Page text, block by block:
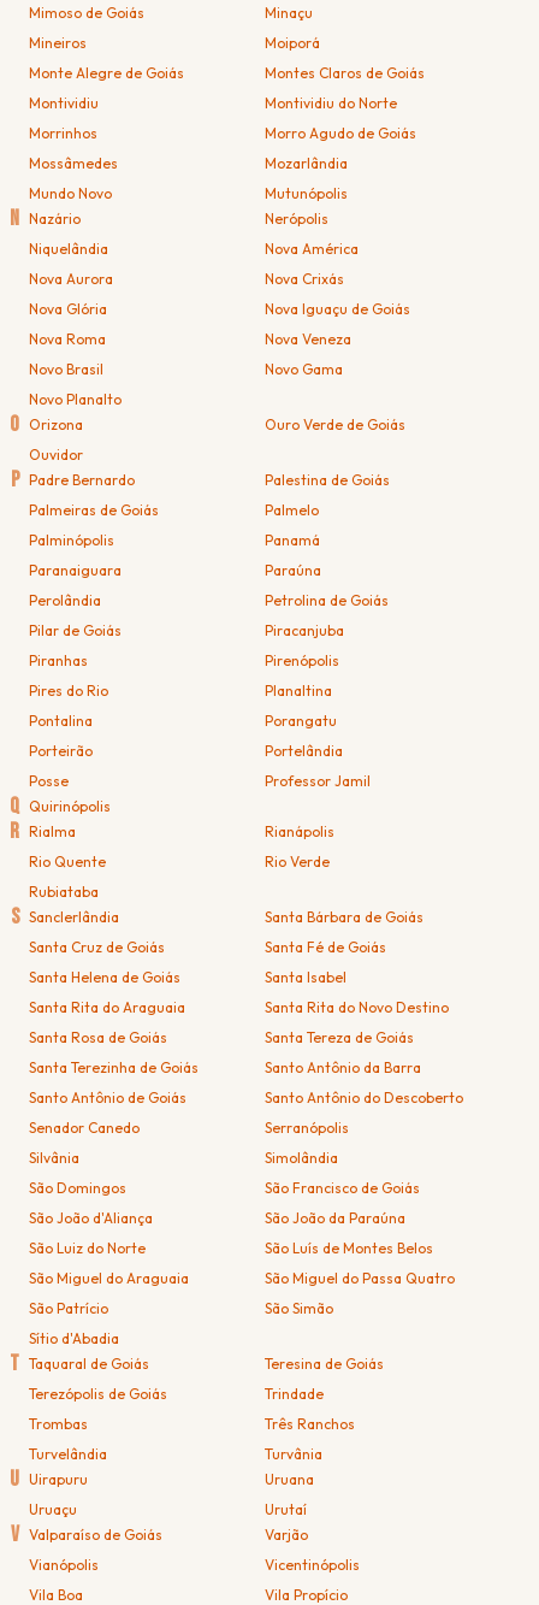
Mimoso de Goiás
Minaçu
Mineiros
Moiporá
Monte Alegre de Goiás
Montes Claros de Goiás
Montividiu
Montividiu do Norte
Morrinhos
Morro Agudo de Goiás
Mossâmedes
Mozarlândia
Mundo Novo
Mutunópolis
N Nazário
Nerópolis
Niquelândia
Nova América
Nova Aurora
Nova Crixás
Nova Glória
Nova Iguaçu de Goiás
Nova Roma
Nova Veneza
Novo Brasil
Novo Gama
Novo Planalto
O Orizona
Ouro Verde de Goiás
Ouvidor
P Padre Bernardo
Palestina de Goiás
Palmeiras de Goiás
Palmelo
Palminópolis
Panamá
Paranaiguara
Paraúna
Perolândia
Petrolina de Goiás
Pilar de Goiás
Piracanjuba
Piranhas
Pirenópolis
Pires do Rio
Planaltina
Pontalina
Porangatu
Porteirão
Portelândia
Posse
Professor Jamil
Q Quirinópolis
R Rialma
Rianápolis
Rio Quente
Rio Verde
Rubiataba
S Sanclerlândia
Santa Bárbara de Goiás
Santa Cruz de Goiás
Santa Fé de Goiás
Santa Helena de Goiás
Santa Isabel
Santa Rita do Araguaia
Santa Rita do Novo Destino
Santa Rosa de Goiás
Santa Tereza de Goiás
Santa Terezinha de Goiás
Santo Antônio da Barra
Santo Antônio de Goiás
Santo Antônio do Descoberto
Senador Canedo
Serranópolis
Silvânia
Simolândia
São Domingos
São Francisco de Goiás
São João d'Aliança
São João da Paraúna
São Luiz do Norte
São Luís de Montes Belos
São Miguel do Araguaia
São Miguel do Passa Quatro
São Patrício
São Simão
Sítio d'Abadia
T Taquaral de Goiás
Teresina de Goiás
Terezópolis de Goiás
Trindade
Trombas
Três Ranchos
Turvelândia
Turvânia
U Uirapuru
Uruana
Uruaçu
Urutaí
V Valparaíso de Goiás
Varjão
Vianópolis
Vicentinópolis
Vila Boa
Vila Propício